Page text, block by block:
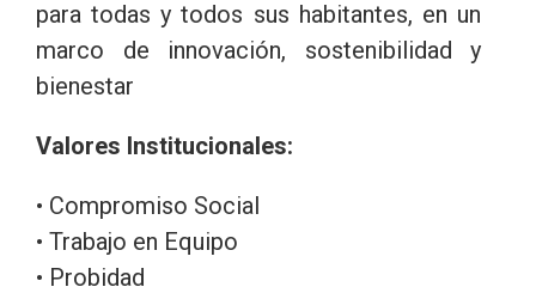
para todas y todos sus habitantes, en un
marco de innovación, sostenibilidad y
bienestar
Valores Institucionales:
• Compromiso Social
• Trabajo en Equipo
• Probidad